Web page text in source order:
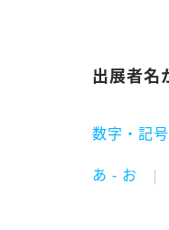
出展者名
数字・記号
あ - お